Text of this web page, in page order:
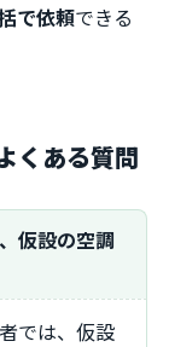
で依頼できる
くある質問